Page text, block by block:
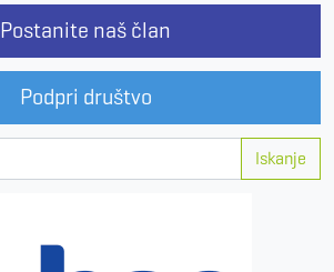
Postanite naš član
Podpri društvo
Iskanje